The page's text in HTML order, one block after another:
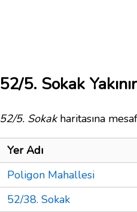
52/5. Sokak
52/5. Sokakharitasına
Yer Adı
Poligon Mahallesi
52/38. Sokak